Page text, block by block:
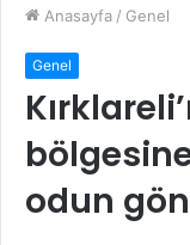
Anasayfa / Genel
Genel
odun